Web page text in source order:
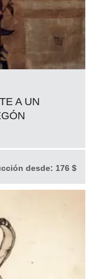
A UN
desde: 176 $